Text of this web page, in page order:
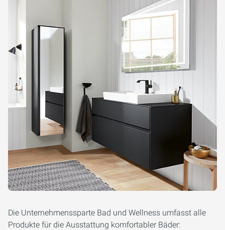
Die Unternehmenssparte Bad und Wellness umfasst alle
Produkte für die Ausstattung komfortabler Bäder: